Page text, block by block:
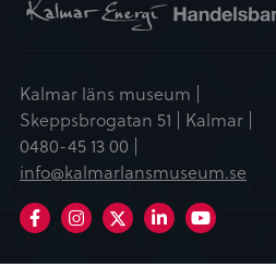
Kalmar läns museum |
Skeppsbrogatan 51 | Kalmar |
0480-45 13 00 |
info@kalmarlansmuseum.se
FacebookInstagram LinkedIn